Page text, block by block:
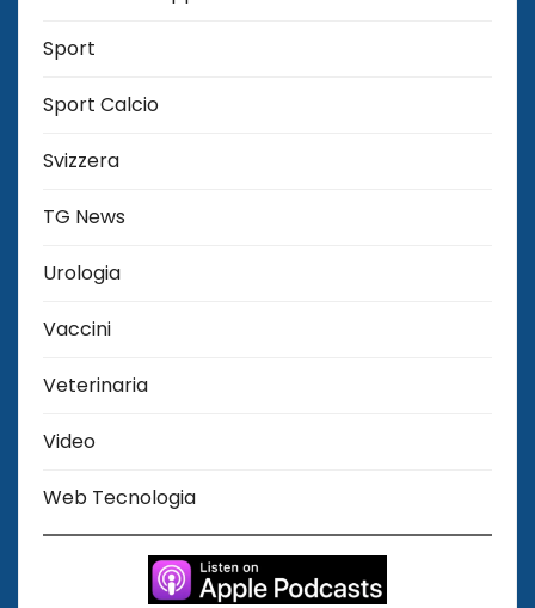
Sport
Sport Calcio
Svizzera
TG News
Urologia
Vaccini
Veterinaria
Video
Web Tecnologia